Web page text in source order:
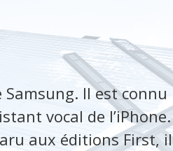
Il est connu
vocal de l’iPhone.
aux éditions First, il